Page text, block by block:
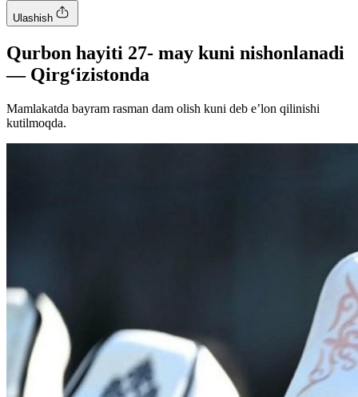
Ulashish
Qurbon hayiti 27- may kuni nishonlanadi
— Qirg‘izistonda
Mamlakatda bayram rasman dam olish kuni deb e’lon qilinishi
kutilmoqda.